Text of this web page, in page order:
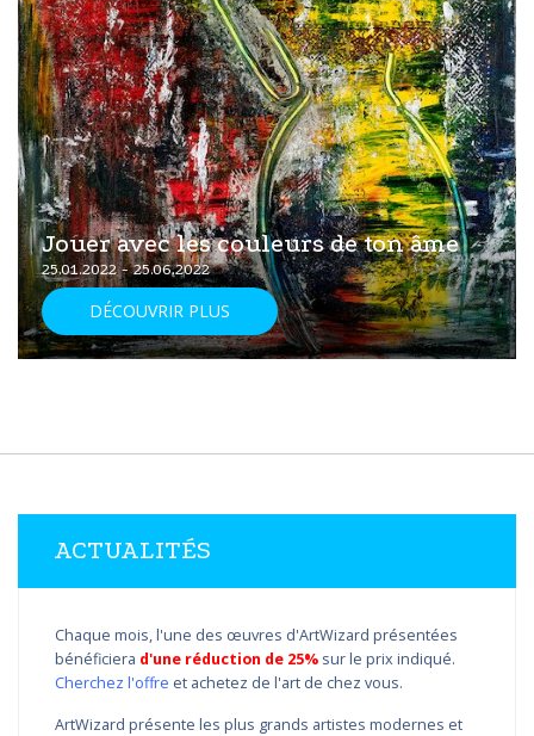
Jouer avec les couleurs de ton âme
25.01.2022 - 25.06.2022
DÉCOUVRIR PLUS
ACTUALITÉS
Chaque mois, l'une des œuvres d'ArtWizard présentées
bénéficiera d'une réduction de 25% sur le prix indiqué.
Cherchez l'offre et achetez de l'art de chez vous.
ArtWizard présente les plus grands artistes modernes et